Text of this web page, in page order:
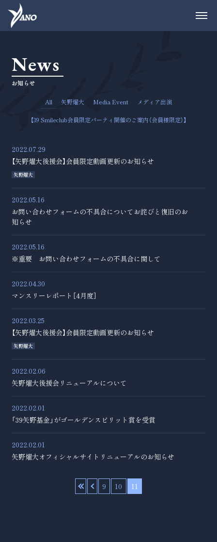
News
お知らせ
All 矢野燿大 Media Event メディア出演
【39 Smileclub会員限定パーティ開催のご案内（会員様限定）】
2022.07.29
【矢野燿大後援会】会員限定動画更新のお知らせ
矢野燿大
2022.05.16
お問い合わせフォームの不具合についてお詫びと復旧のお
知らせ
2022.05.16
※重要 お問い合わせフォームの不具合に関して
2022.04.30
マンスリーレポート［4月度］
2022.03.25
【矢野燿大後援会】会員限定動画更新のお知らせ
矢野燿大
2022.02.06
矢野燿大後援会リニューアルについて
2022.02.01
「39矢野基金」がゴールデンスピリット賞を受賞
2022.02.01
矢野燿大オフィシャルサイトリニューアルのお知らせ
« ‹ 9 10 11